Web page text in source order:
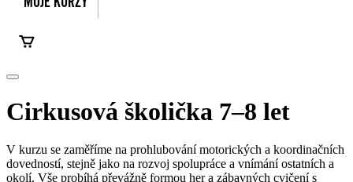
Cirkusová školička 7–8 let
V kurzu se zaměříme na prohlubování motorických a koordinačních
dovedností, stejně jako na rozvoj spolupráce a vnímání ostatních a
okolí. Vše probíhá převážně formou her a zábavných cvičení s